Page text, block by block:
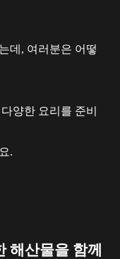
데, 여러분은 어떻
양한 요리를 준비
.
해산물을 함께